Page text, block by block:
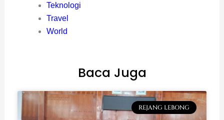
Teknologi
Travel
World
Baca Juga
REJANG LEBONG